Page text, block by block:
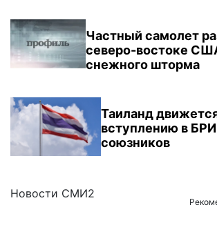
Частный самолет
северо-востоке
снежного шторма
Таиланд
вступлению в
союзников
Новости СМИ2